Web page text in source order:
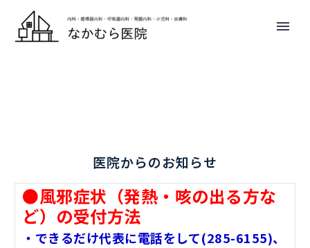
医院からのお知らせ
●風邪症状（発熱・咳の出る方な
ど）の受付方法
・できるだけ代表に電話をして(285-6155)、